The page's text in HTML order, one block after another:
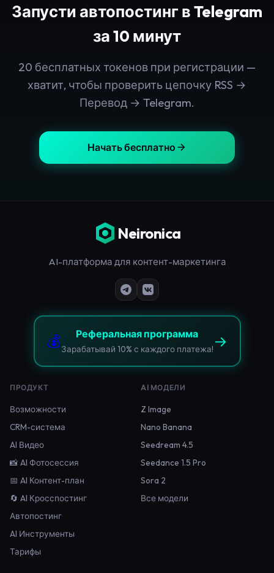
Запусти автопостинг в Telegram
за 10 минут
20 бесплатных токенов при регистрации —
хватит, чтобы проверить цепочку RSS →
Перевод → Telegram.
Начать бесплатно
Neironica
AI-платформа для контент-маркетинга
💰 Реферальная программа
Зарабатывай 10% с каждого платежа! →
ПРОДУКТ
Возможности
CRM-система
AI Видео
📸 AI Фотосессия
📅 AI Контент-план
🔄 AI Кросспостинг
Автопостинг
AI Инструменты
Тарифы
AI МОДЕЛИ
Z Image
Nano Banana
Seedream 4.5
Seedance 1.5 Pro
Sora 2
Все модели